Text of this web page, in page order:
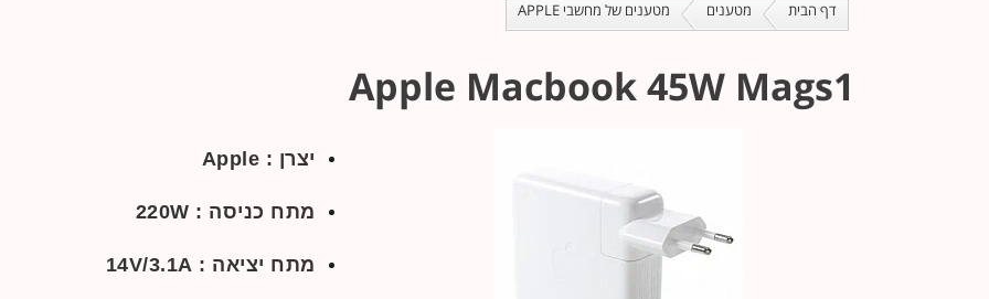
דף הבית מטענים מטענים של מחשבי APPLE
Apple Macbook 45W Mags1
יצרן : Apple
מתח כניסה : 220W
מתח יציאה : 14V/3.1A